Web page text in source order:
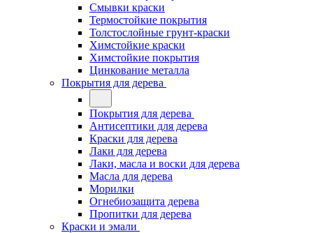
Смывки краски
Термостойкие покрытия
Толстослойные грунт-краски
Химстойкие краски
Химстойкие покрытия
Цинкование металла
Покрытия для дерева
Покрытия для дерева
Антисептики для дерева
Краски для дерева
Лаки для дерева
Лаки, масла и воски для дерева
Масла для дерева
Морилки
Огнебиозащита дерева
Пропитки для дерева
Краски и эмали